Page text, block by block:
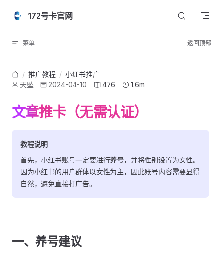
Skip to content
172号卡官网
菜单 返回顶部
/ 推广教程 / 小红书推广
天坠
2024-04-10 476 1.6m
文章推卡（无需认证）
教程说明
首先，小红书账号一定要进行养号，并将性别设置为女性。
因为小红书的用户群体以女性为主，因此账号内容需要显得
自然，避免直接打广告。
一、养号建议